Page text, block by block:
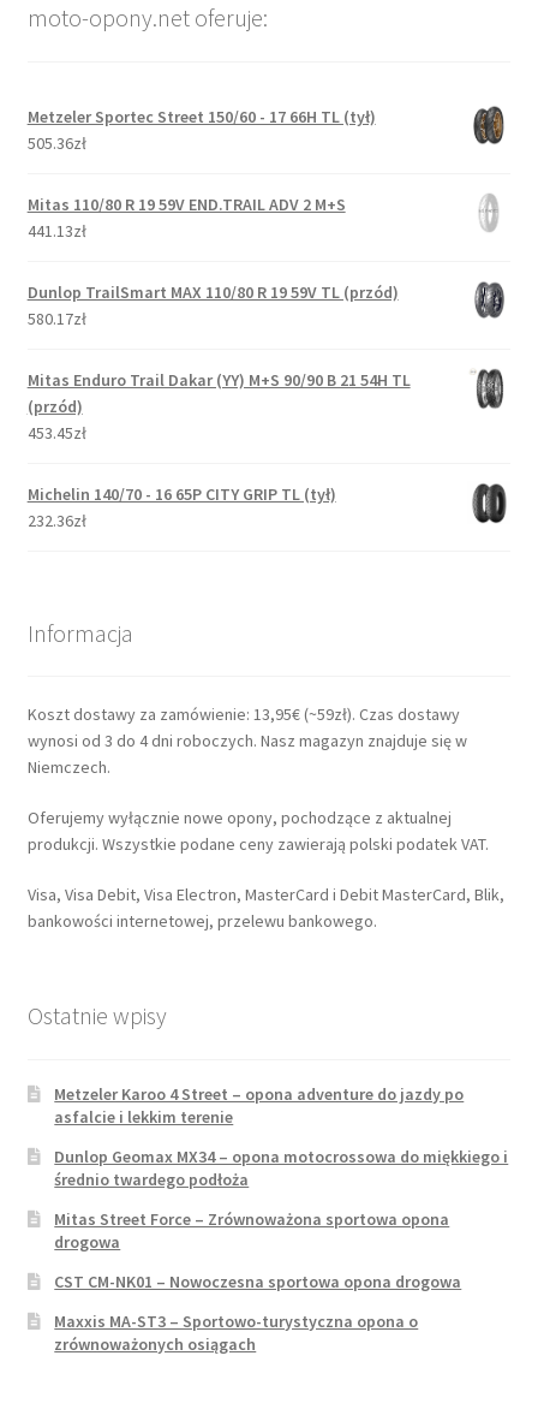
moto-opony.net oferuje:
Metzeler Sportec Street 150/60 - 17 66H TL (tył)
505.36zł
Mitas 110/80 R 19 59V END.TRAIL ADV 2 M+S
441.13zł
Dunlop TrailSmart MAX 110/80 R 19 59V TL (przód)
580.17zł
Mitas Enduro Trail Dakar (YY) M+S 90/90 B 21 54H TL
(przód)
453.45zł
Michelin 140/70 - 16 65P CITY GRIP TL (tył)
232.36zł
Informacja
Koszt dostawy za zamówienie: 13,95€ (~59zł). Czas dostawy
wynosi od 3 do 4 dni roboczych. Nasz magazyn znajduje się w
Niemczech.
Oferujemy wyłącznie nowe opony, pochodzące z aktualnej
produkcji. Wszystkie podane ceny zawierają polski podatek VAT.
Visa, Visa Debit, Visa Electron, MasterCard i Debit MasterCard, Blik,
bankowości internetowej, przelewu bankowego.
Ostatnie wpisy
Metzeler Karoo 4 Street – opona adventure do jazdy po
asfalcie i lekkim terenie
Dunlop Geomax MX34 – opona motocrossowa do miękkiego i
średnio twardego podłoża
Mitas Street Force – Zrównoważona sportowa opona
drogowa
CST CM-NK01 – Nowoczesna sportowa opona drogowa
Maxxis MA-ST3 – Sportowo-turystyczna opona o
zrównoważonych osiągach